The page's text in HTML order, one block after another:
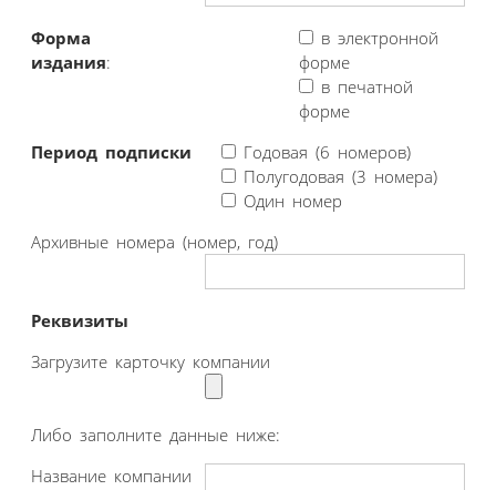
Форма
издания:
в электронной
форме
в печатной
форме
Период подписки
Годовая (6 номеров)
Полугодовая (3 номера)
Один номер
Архивные номера (номер, год)
Реквизиты
Загрузите карточку компании
Либо заполните данные ниже:
Название компании